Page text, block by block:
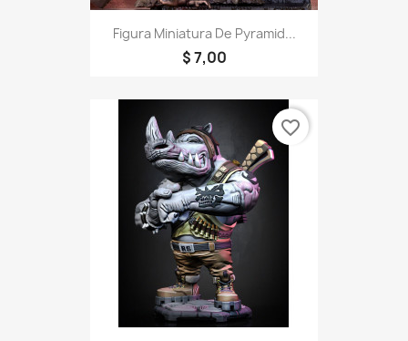
Figura Miniatura De Pyramid...
$ 7,00
favorite_border